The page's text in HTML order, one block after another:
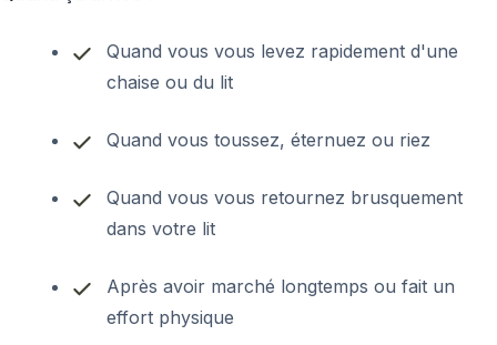
Quand vous vous levez rapidement d'une
chaise ou du lit
Quand vous toussez, éternuez ou riez
Quand vous vous retournez brusquement
dans votre lit
Après avoir marché longtemps ou fait un
effort physique